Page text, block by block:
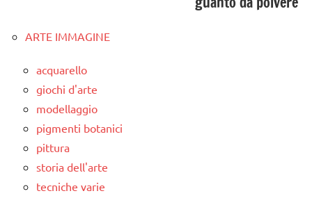
ARTE IMMAGINE
acquarello
giochi d'arte
modellaggio
pigmenti botanici
pittura
storia dell'arte
tecniche varie